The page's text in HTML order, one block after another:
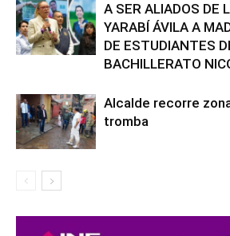
A SER ALIADOS DE
YARABÍ ÁVILA A
DE ESTUDIANTES
BACHILLERATO
Alcalde recorre
tromba